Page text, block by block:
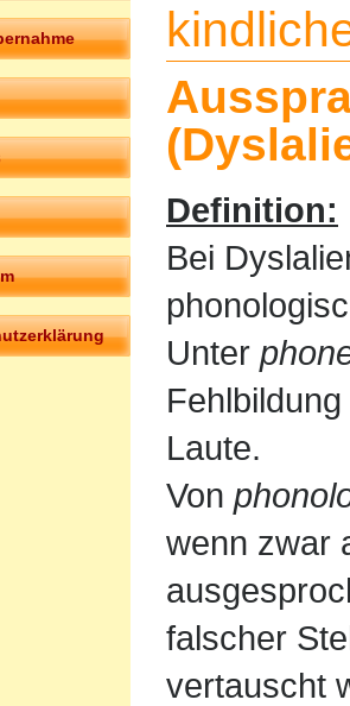
Definition:
Bei
Unter
Laute.
Von
wenn zwar
falscher
vertauscht